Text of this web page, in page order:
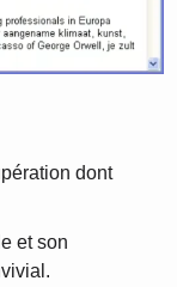
dont
et son